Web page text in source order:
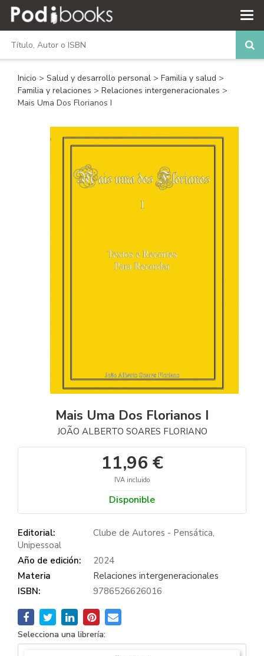
Inicio > Salud y desarrollo personal > Familia y salud >
Familia y relaciones > Relaciones intergeneracionales >
Mais Uma Dos Florianos I
Mais Uma Dos Florianos I
JOÃO ALBERTO SOARES FLORIANO
11,96 €
IVA incluido
Disponible
Editorial:
Clube de Autores - Pensática,
Unipessoal
Año de edición:
2024
Materia
Relaciones intergeneracionales
ISBN:
9786526626016
Selecciona una librería: